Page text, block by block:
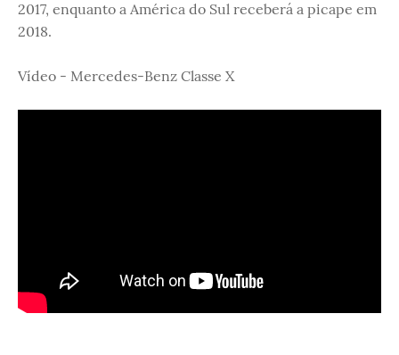
2017, enquanto a América do Sul receberá a picape em
2018.
Vídeo - Mercedes-Benz Classe X